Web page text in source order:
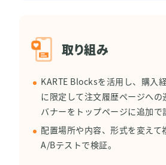
取り組み
KARTE Blocksを活用し、購入
に限定して注文履歴ページへの
バナーをトップページに追加で
配置場所や内容、形式を変えて
A/Bテストで検証。